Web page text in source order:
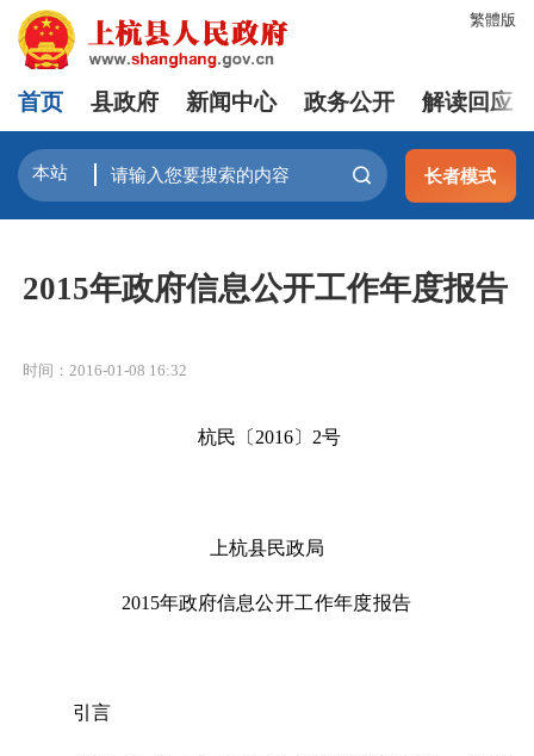
繁體版
首页 县政府 新闻中心 政务公开 解读回应
长者模式
2015年政府信息公开工作年度报告
时间：2016-01-08 16:32
杭民〔2016〕2号
上杭县民政局
2015年政府信息公开工作年度报告
引言